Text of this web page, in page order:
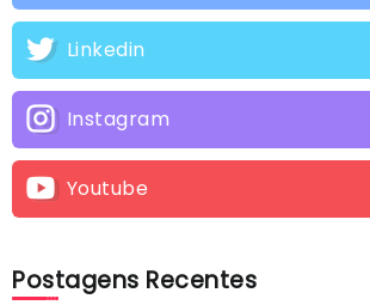
Linkedin
Instagram
Youtube
Postagens Recentes